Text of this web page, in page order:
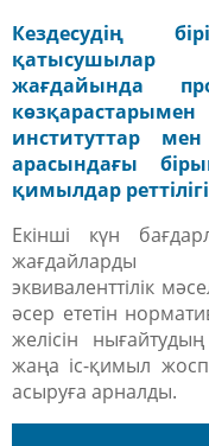
Кездесудің
қатысушылар
жағдайында
институттар
арасындағы
қимылдар
Екінші күн
жағдайларды
эквиваленттілік
әсер ететін
желісін
жаңа іс-қимыл
асыруға арналды.